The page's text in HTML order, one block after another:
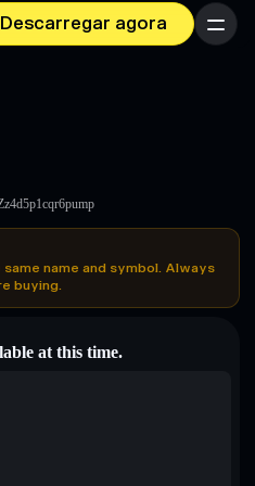
Descarregar agora Menu
name and symbol. Always
buying.
at this time.